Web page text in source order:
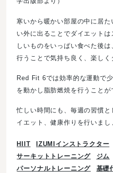
寒いから暖かい部屋の中に居
い外に出ることでダイエット
しいものをいっぱい食べた後
行うことで気持ち良く、楽しく
Red Fit 6では効率的な運動で
を動かし脂肪燃焼を行うことが
忙しい時間にも、毎週の習慣
イエット、健康作りを行いまし
HIIT IZUMIインストラクター
サーキットトレーニング
ジム
パーソナルトレーニング
基礎